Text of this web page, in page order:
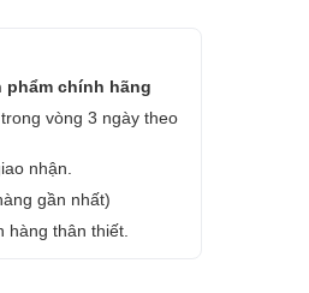
phẩm chính hãng
vòng 3 ngày theo
nhận.
gần nhất)
hàng thân thiết.